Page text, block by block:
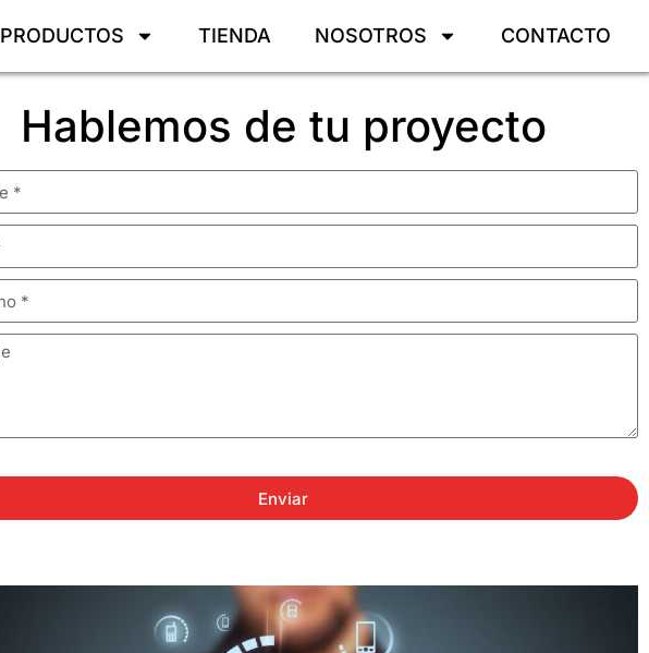
PRODUCTOS TIENDA NOSOTROS CONTACTO
Hablemos de tu proyecto
Enviar